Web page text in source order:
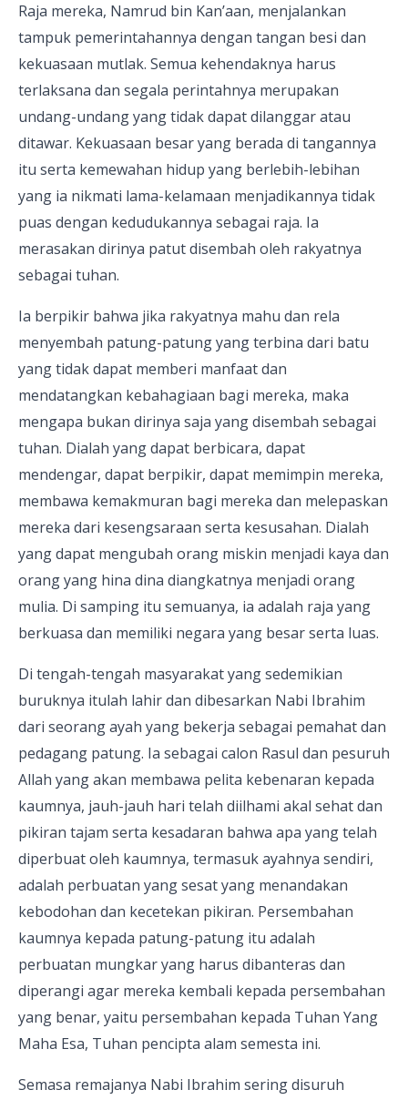
Raja mereka, Namrud bin Kan’aan, menjalankan
tampuk pemerintahannya dengan tangan besi dan
kekuasaan mutlak. Semua kehendaknya harus
terlaksana dan segala perintahnya merupakan
undang-undang yang tidak dapat dilanggar atau
ditawar. Kekuasaan besar yang berada di tangannya
itu serta kemewahan hidup yang berlebih-lebihan
yang ia nikmati lama-kelamaan menjadikannya tidak
puas dengan kedudukannya sebagai raja. Ia
merasakan dirinya patut disembah oleh rakyatnya
sebagai tuhan.
Ia berpikir bahwa jika rakyatnya mahu dan rela
menyembah patung-patung yang terbina dari batu
yang tidak dapat memberi manfaat dan
mendatangkan kebahagiaan bagi mereka, maka
mengapa bukan dirinya saja yang disembah sebagai
tuhan. Dialah yang dapat berbicara, dapat
mendengar, dapat berpikir, dapat memimpin mereka,
membawa kemakmuran bagi mereka dan melepaskan
mereka dari kesengsaraan serta kesusahan. Dialah
yang dapat mengubah orang miskin menjadi kaya dan
orang yang hina dina diangkatnya menjadi orang
mulia. Di samping itu semuanya, ia adalah raja yang
berkuasa dan memiliki negara yang besar serta luas.
Di tengah-tengah masyarakat yang sedemikian
buruknya itulah lahir dan dibesarkan Nabi Ibrahim
dari seorang ayah yang bekerja sebagai pemahat dan
pedagang patung. Ia sebagai calon Rasul dan pesuruh
Allah yang akan membawa pelita kebenaran kepada
kaumnya, jauh-jauh hari telah diilhami akal sehat dan
pikiran tajam serta kesadaran bahwa apa yang telah
diperbuat oleh kaumnya, termasuk ayahnya sendiri,
adalah perbuatan yang sesat yang menandakan
kebodohan dan kecetekan pikiran. Persembahan
kaumnya kepada patung-patung itu adalah
perbuatan mungkar yang harus dibanteras dan
diperangi agar mereka kembali kepada persembahan
yang benar, yaitu persembahan kepada Tuhan Yang
Maha Esa, Tuhan pencipta alam semesta ini.
Semasa remajanya Nabi Ibrahim sering disuruh